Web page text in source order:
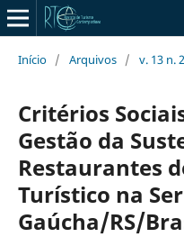
Início / Arquivos / v. 13 n.
Critérios
Gestão da
Restaurantes
Turístico na
Gaúcha/RS/